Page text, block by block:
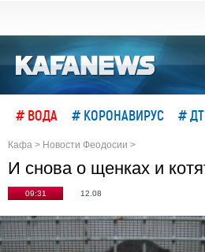
# ВОДА # КОРОНАВИРУС #
Кафа > Новости Феодосии >
И снова о щенках и
09:31 12.08